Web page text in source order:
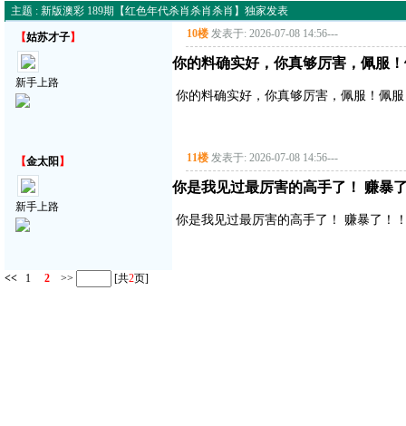
主题 : 新版澳彩 189期【红色年代杀肖杀肖杀肖】独家发表
【姑苏才子】
新手上路
10楼 发表于: 2026-07-08 14:56---
你的料确实好，你真够厉害，佩服
你的料确实好，你真够厉害，佩服！佩
【金太阳 】
新手上路
11楼 发表于: 2026-07-08 14:56---
你是我见过最厉害的高手了！ 赚暴
你是我见过最厉害的高手了！ 赚暴了！
<< 1 2 >> [共2页]